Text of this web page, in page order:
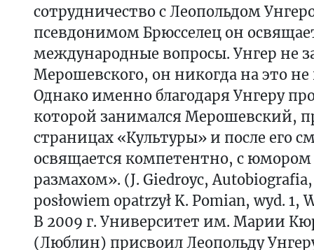
сотрудничество с Леопольдом
псевдонимом Брюсселец он
международные вопросы. Унгер не
Мерошевского, он никогда на это не
Однако именно благодаря Унгеру
которой занимался Мерошевский,
страницах «Культуры» и после его
освящается компетентно, с
размахом». (J. Giedroyc,
posłowiem opatrzył K. Pomian, wyd. 1,
В 2009 г. Университет им. Марии
(Люблин) присвоил Леопольду